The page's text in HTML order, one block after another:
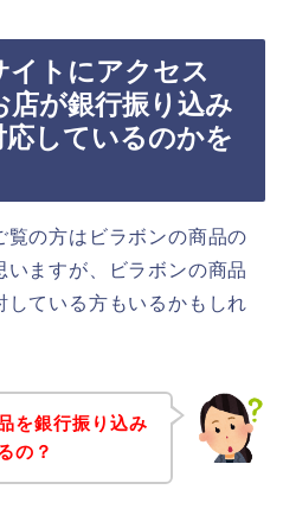
イトにアクセス
店が銀行振り込み
しているのかを
覧の方はビラボンの商品の
いますが、ビラボンの商品
している方もいるかもしれ
を銀行振り込み
の？